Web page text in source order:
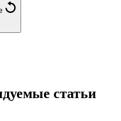
статьи